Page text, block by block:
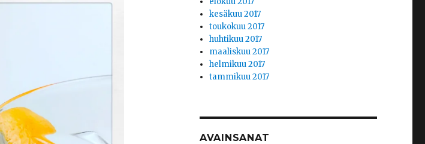
kesäkuu 2017
toukokuu 2017
huhtikuu 2017
maaliskuu 2017
helmikuu 2017
tammikuu 2017
AVAINSANAT